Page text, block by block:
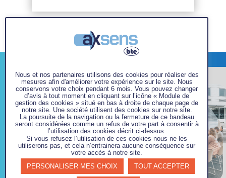
Nous et nos partenaires utilisons des cookies pour réaliser des
mesures afin d'améliorer votre expérience sur le site. Nous
conservons votre choix pendant 6 mois. Vous pouvez changer
d’avis à tout moment en cliquant sur l’icône « Module de
gestion des cookies » situé en bas à droite de chaque page de
notre site. Une société utilisent des cookies sur notre site.
La poursuite de la navigation ou la fermeture de ce bandeau
seront considérées comme un refus de votre part à consentir à
l’utilisation des cookies décrit ci-dessus.
Si vous refusez l’utilisation de ces cookies nous ne les
utiliserons pas, et cela n’entrainera aucune conséquence sur
votre accès à notre site.
PERSONALISER MES CHOIX
TOUT ACCEPTER